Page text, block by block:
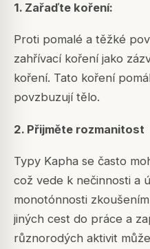
1. Zařaďte koření:
Proti pomalé a těžké
zahřívací koření jako
koření. Tato koření
povzbuzují tělo.
2. Přijměte rozmanitost
Typy Kapha se často
což vede k nečinnosti a
monotónnosti
jiných cest do práce a
různorodých aktivit